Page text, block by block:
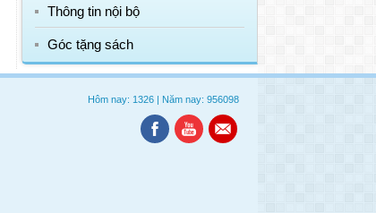
Thông tin nội bộ
Góc tặng sách
Hôm nay: 1326 | Năm nay: 956098